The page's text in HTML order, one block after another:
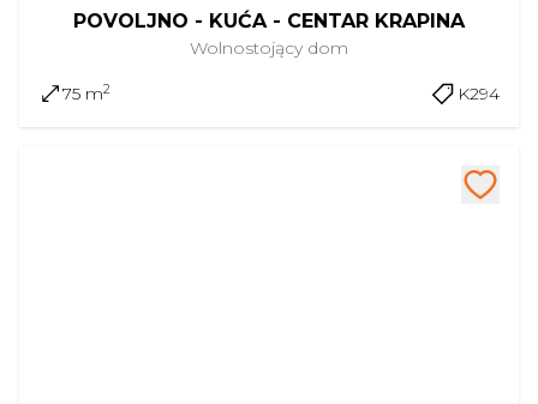
POVOLJNO - KUĆA - CENTAR KRAPINA
Wolnostojący dom
75 m2 K294